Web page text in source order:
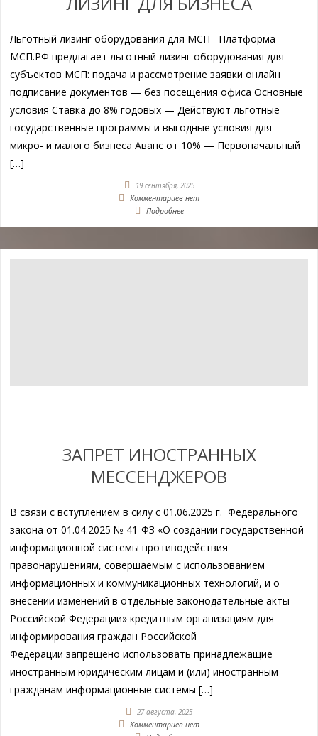
Льготный лизинг оборудования для МСП Платформа
МСП.РФ предлагает льготный лизинг оборудования для
субъектов МСП: подача и рассмотрение заявки онлайн
подписание документов — без посещения офиса Основные
условия Ставка до 8% годовых — Действуют льготные
государственные программы и выгодные условия для
микро- и малого бизнеса Аванс от 10% — Первоначальный
[…]
19 сентября, 2025
Комментариев нет
Подробнее
ЗАПРЕТ ИНОСТРАННЫХ
МЕССЕНДЖЕРОВ
В связи с вступлением в силу с 01.06.2025 г. Федерального
закона от 01.04.2025 № 41-ФЗ «О создании государственной
информационной системы противодействия
правонарушениям, совершаемым с использованием
информационных и коммуникационных технологий, и о
внесении изменений в отдельные законодательные акты
Российской Федерации» кредитным организациям для
информирования граждан Российской
Федерации запрещено использовать принадлежащие
иностранным юридическим лицам и (или) иностранным
гражданам информационные системы […]
27 августа, 2025
Комментариев нет